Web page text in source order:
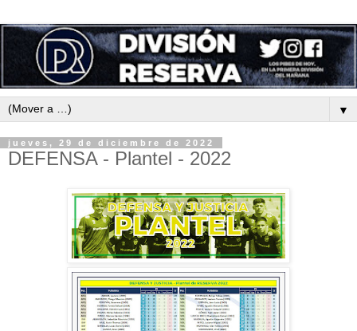
▼
jueves, 29 de diciembre de 2022
DEFENSA - Plantel - 2022